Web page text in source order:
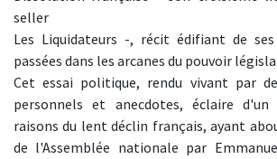
seller
Les Liquidateurs -, récit édifiant de ses
passées dans les arcanes du pouvoir
Cet essai politique, rendu vivant par
personnels et anecdotes, éclaire
raisons du lent déclin français, ayant
de l'Assemblée nationale par